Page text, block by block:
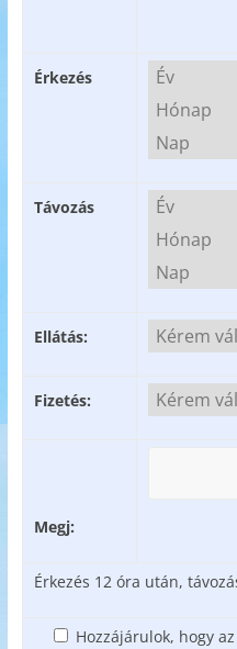
Érkezés
Távozás
Ellátás:
Fizetés:
Megj:
Érkezés 12 óra után,
Hozzájárulok, hogy